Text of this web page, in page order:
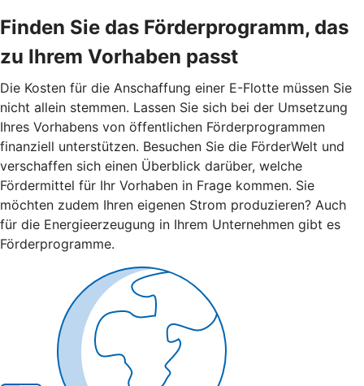
Finden Sie das Förderprogramm, das
zu Ihrem Vorhaben passt
Die Kosten für die Anschaffung einer E-Flotte müssen Sie
nicht allein stemmen. Lassen Sie sich bei der Umsetzung
Ihres Vorhabens von öffentlichen Förderprogrammen
finanziell unterstützen. Besuchen Sie die FörderWelt und
verschaffen sich einen Überblick darüber, welche
Fördermittel für Ihr Vorhaben in Frage kommen. Sie
möchten zudem Ihren eigenen Strom produzieren? Auch
für die Energieerzeugung in Ihrem Unternehmen gibt es
Förderprogramme.